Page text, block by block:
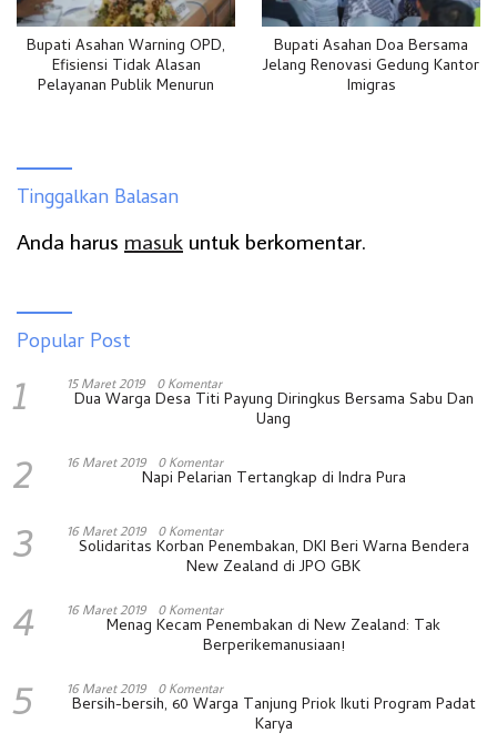
Bupati Asahan Warning OPD,
Efisiensi Tidak Alasan
Pelayanan Publik Menurun
Bupati Asahan Doa Bersama
Jelang Renovasi Gedung Kantor
Imigras
Tinggalkan Balasan
Anda harus masuk untuk berkomentar.
Popular Post
1 15 Maret 2019 0 Komentar
Dua Warga Desa Titi Payung Diringkus Bersama Sabu Dan
Uang
2 16 Maret 2019 0 Komentar
Napi Pelarian Tertangkap di Indra Pura
3 16 Maret 2019 0 Komentar
Solidaritas Korban Penembakan, DKI Beri Warna Bendera
New Zealand di JPO GBK
4 16 Maret 2019 0 Komentar
Menag Kecam Penembakan di New Zealand: Tak
Berperikemanusiaan!
5 16 Maret 2019 0 Komentar
Bersih-bersih, 60 Warga Tanjung Priok Ikuti Program Padat
Karya